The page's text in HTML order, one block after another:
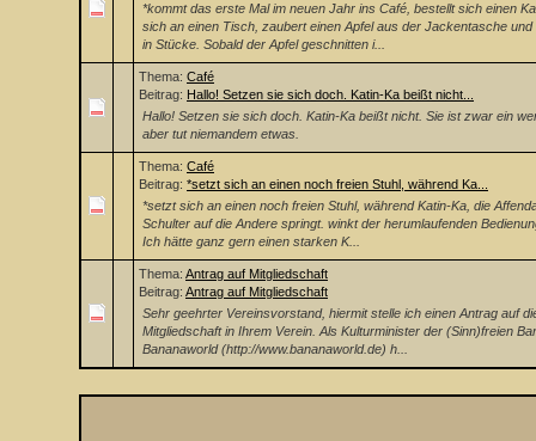
*kommt das erste Mal im neuen Jahr ins Café, bestellt sich einen
sich an einen Tisch, zaubert einen Apfel aus der Jackentasche und
in Stücke. Sobald der Apfel geschnitten i...
Thema: Café
Beitrag: Hallo! Setzen sie sich doch. Katin-Ka beißt nicht...
Hallo! Setzen sie sich doch. Katin-Ka beißt nicht. Sie ist zwar ein
aber tut niemandem etwas.
Thema: Café
Beitrag: *setzt sich an einen noch freien Stuhl, während Ka...
*setzt sich an einen noch freien Stuhl, während Katin-Ka, die
Schulter auf die Andere springt. winkt der herumlaufenden
Ich hätte ganz gern einen starken K...
Thema: Antrag auf Mitgliedschaft
Beitrag: Antrag auf Mitgliedschaft
Sehr geehrter Vereinsvorstand, hiermit stelle ich einen Antrag auf
Mitgliedschaft in Ihrem Verein. Als Kulturminister der (Sinn)freien
Bananaworld (http://www.bananaworld.de) h...